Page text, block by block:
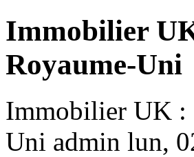
Immobilier
Royaume-Uni
Immobilier UK :
Uni admin lun,